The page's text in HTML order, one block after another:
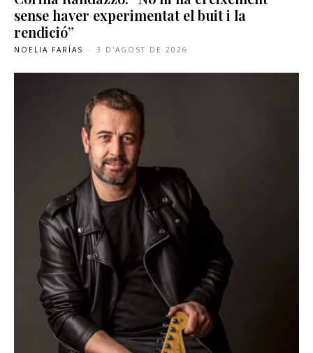
sense haver experimentat el buit i la
rendició”
NOELIA FARÍAS - 3 D'AGOST DE 2026